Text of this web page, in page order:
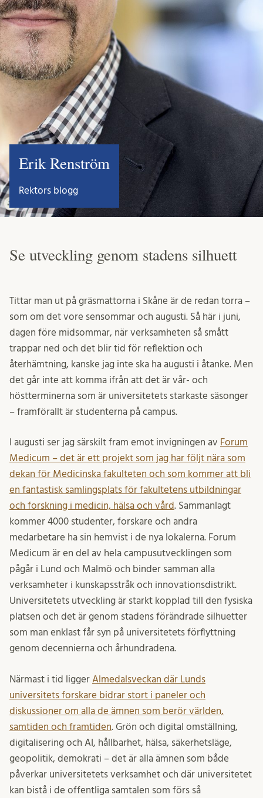
Erik Renström
Rektors blogg
Se utveckling genom stadens silhuett
Tittar man ut på gräsmattorna i Skåne är de redan torra –
som om det vore sensommar och augusti. Så här i juni,
dagen före midsommar, när verksamheten så smått
trappar ned och det blir tid för reflektion och
återhämtning, kanske jag inte ska ha augusti i åtanke. Men
det går inte att komma ifrån att det är vår- och
höstterminerna som är universitetets starkaste säsonger
– framförallt är studenterna på campus.
I augusti ser jag särskilt fram emot invigningen av Forum
Medicum – det är ett projekt som jag har följt nära som
dekan för Medicinska fakulteten och som kommer att bli
en fantastisk samlingsplats för fakultetens utbildningar
och forskning i medicin, hälsa och vård. Sammanlagt
kommer 4000 studenter, forskare och andra
medarbetare ha sin hemvist i de nya lokalerna. Forum
Medicum är en del av hela campusutvecklingen som
pågår i Lund och Malmö och binder samman alla
verksamheter i kunskapsstråk och innovationsdistrikt.
Universitetets utveckling är starkt kopplad till den fysiska
platsen och det är genom stadens förändrade silhuetter
som man enklast får syn på universitetets förflyttning
genom decennierna och århundradena.
Närmast i tid ligger Almedalsveckan där Lunds
universitets forskare bidrar stort i paneler och
diskussioner om alla de ämnen som berör världen,
samtiden och framtiden. Grön och digital omställning,
digitalisering och AI, hållbarhet, hälsa, säkerhetsläge,
geopolitik, demokrati – det är alla ämnen som både
påverkar universitetets verksamhet och där universitetet
kan bistå i de offentliga samtalen som förs så